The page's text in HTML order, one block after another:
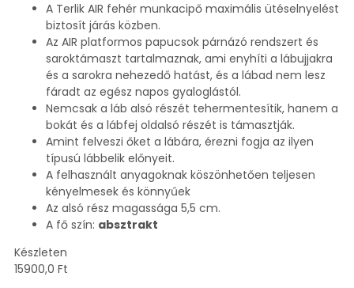
A Terlik AIR fehér munkacipő maximális ütéselnyelést
biztosít járás közben.
Az AIR platformos papucsok párnázó rendszert és
saroktámaszt tartalmaznak, ami enyhíti a lábujjakra
és a sarokra nehezedő hatást, és a lábad nem lesz
fáradt az egész napos gyaloglástól.
Nemcsak a láb alsó részét tehermentesítik, hanem a
bokát és a lábfej oldalsó részét is támasztják.
Amint felveszi őket a lábára, érezni fogja az ilyen
típusú lábbelik előnyeit.
A felhasznált anyagoknak köszönhetően teljesen
kényelmesek és könnyűek
Az alsó rész magassága 5,5 cm.
A fő szín: absztrakt
Készleten
15900,0 Ft